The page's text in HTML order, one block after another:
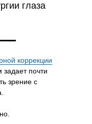
коррекции
почти
зрение с
глаза